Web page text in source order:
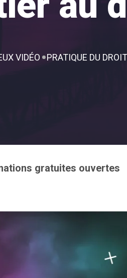
VIDÉO PRATIQUE DU DROIT
gratuites ouvertes